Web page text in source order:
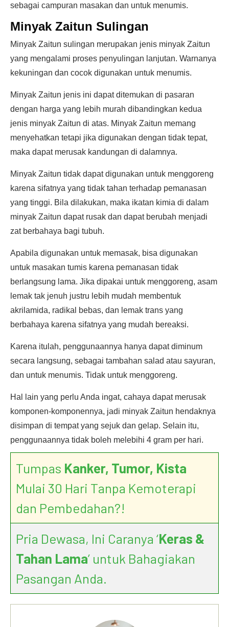
sebagai campuran masakan dan untuk menumis.
Minyak Zaitun Sulingan
Minyak Zaitun sulingan merupakan jenis minyak Zaitun
yang mengalami proses penyulingan lanjutan. Warnanya
kekuningan dan cocok digunakan untuk menumis.
Minyak Zaitun jenis ini dapat ditemukan di pasaran
dengan harga yang lebih murah dibandingkan kedua
jenis minyak Zaitun di atas. Minyak Zaitun memang
menyehatkan tetapi jika digunakan dengan tidak tepat,
maka dapat merusak kandungan di dalamnya.
Minyak Zaitun tidak dapat digunakan untuk menggoreng
karena sifatnya yang tidak tahan terhadap pemanasan
yang tinggi. Bila dilakukan, maka ikatan kimia di dalam
minyak Zaitun dapat rusak dan dapat berubah menjadi
zat berbahaya bagi tubuh.
Apabila digunakan untuk memasak, bisa digunakan
untuk masakan tumis karena pemanasan tidak
berlangsung lama. Jika dipakai untuk menggoreng, asam
lemak tak jenuh justru lebih mudah membentuk
akrilamida, radikal bebas, dan lemak trans yang
berbahaya karena sifatnya yang mudah bereaksi.
Karena itulah, penggunaannya hanya dapat diminum
secara langsung, sebagai tambahan salad atau sayuran,
dan untuk menumis. Tidak untuk menggoreng.
Hal lain yang perlu Anda ingat, cahaya dapat merusak
komponen-komponennya, jadi minyak Zaitun hendaknya
disimpan di tempat yang sejuk dan gelap. Selain itu,
penggunaannya tidak boleh melebihi 4 gram per hari.
Tumpas Kanker, Tumor, Kista
Mulai 30 Hari Tanpa Kemoterapi
dan Pembedahan?!
Pria Dewasa, Ini Caranya ‘Keras &
Tahan Lama’ untuk Bahagiakan
Pasangan Anda.